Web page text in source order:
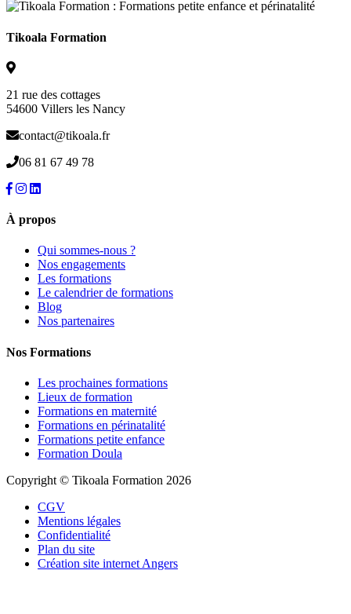
Tikoala Formation
21 rue des cottages
54600 Villers les Nancy
contact@tikoala.fr
06 81 67 49 78
À propos
Qui sommes-nous ?
Nos engagements
Les formations
Le calendrier de formations
Blog
Nos partenaires
Nos Formations
Les prochaines formations
Lieux de formation
Formations en maternité
Formations en périnatalité
Formations petite enfance
Formation Doula
Copyright © Tikoala Formation 2026
CGV
Mentions légales
Confidentialité
Plan du site
Création site internet Angers